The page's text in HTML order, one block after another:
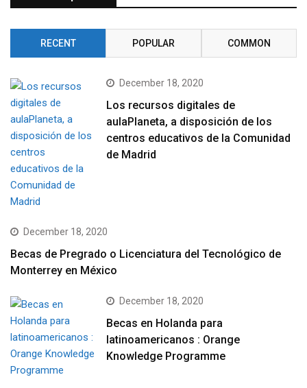
RECENT POPULAR COMMON
December 18, 2020
Los recursos digitales de
aulaPlaneta, a disposición de los
centros educativos de la Comunidad
de Madrid
December 18, 2020
Becas de Pregrado o Licenciatura del Tecnológico de
Monterrey en México
December 18, 2020
Becas en Holanda para
latinoamericanos : Orange
Knowledge Programme